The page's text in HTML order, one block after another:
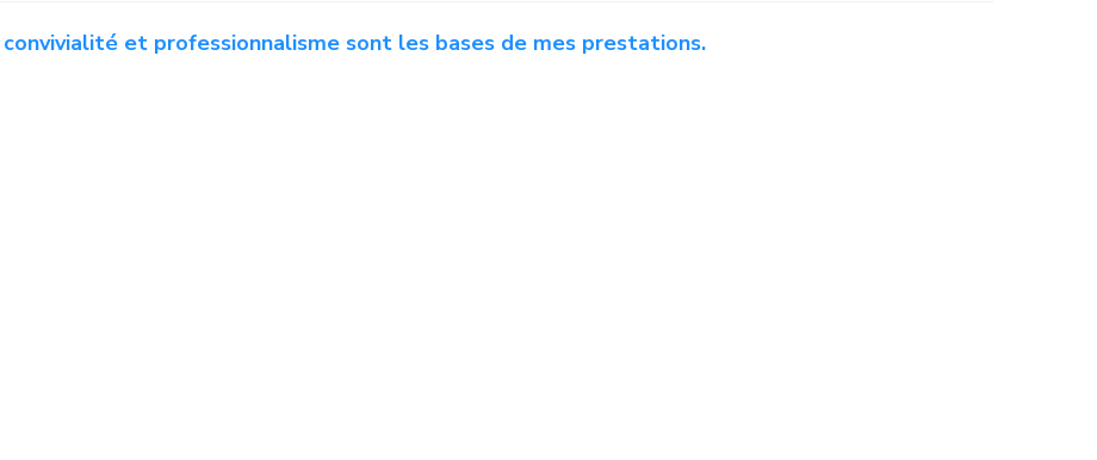
et professionnalisme sont les bases de mes prestations.